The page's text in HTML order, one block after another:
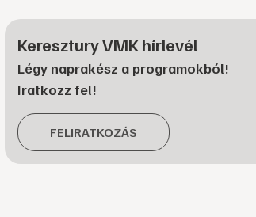
Keresztury VMK hírlevél
Légy naprakész a programokból!
Iratkozz fel!
FELIRATKOZÁS